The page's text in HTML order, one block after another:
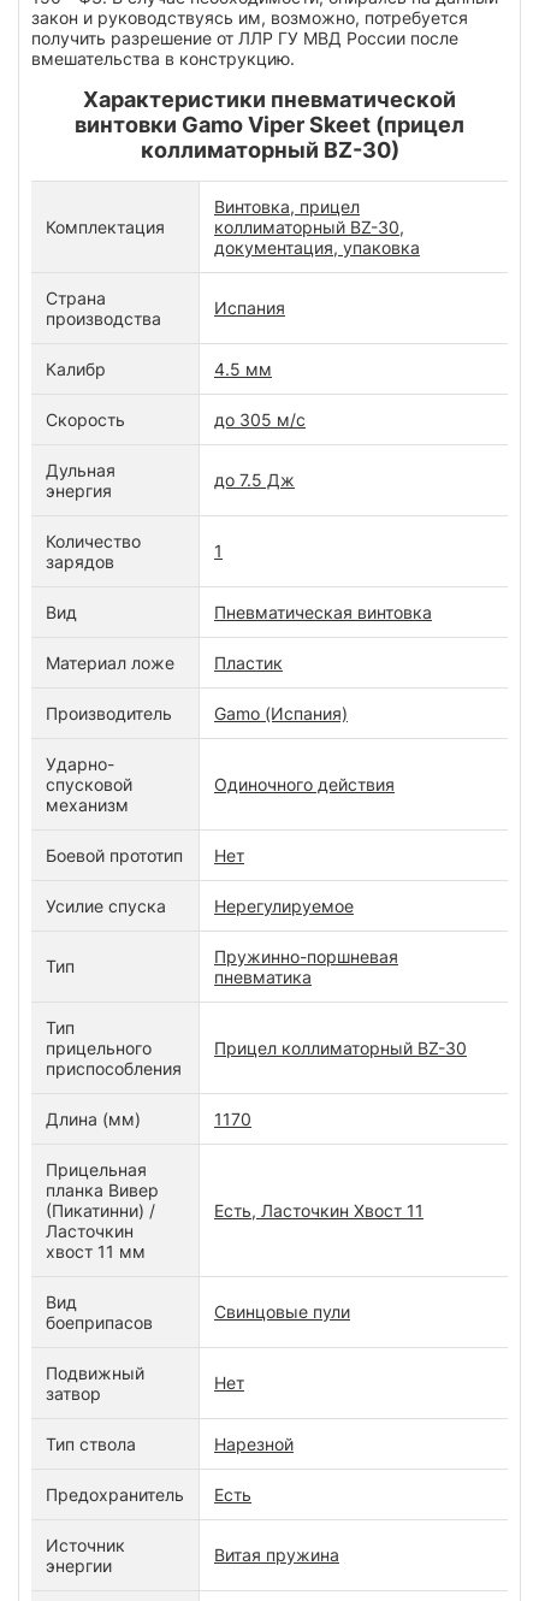
закон и руководствуясь им, возможно, потребуется
получить разрешение от ЛЛР ГУ МВД России после
вмешательства в конструкцию.
Характеристики пневматической
винтовки Gamo Viper Skeet (прицел
коллиматорный BZ-30)
Комплектация
Винтовка, прицел
коллиматорный BZ-30,
документация, упаковка
Страна
производства
Испания
Калибр 4.5 мм
Скорость до 305 м/с
Дульная
энергия
до 7.5 Дж
Количество
зарядов
1
Вид Пневматическая винтовка
Материал ложе Пластик
Производитель Gamo (Испания)
Ударно-
спусковой
механизм
Одиночного действия
Боевой прототип Нет
Усилие спуска Нерегулируемое
Тип
Пружинно-поршневая
пневматика
Тип
прицельного
приспособления
Прицел коллиматорный BZ-30
Длина (мм) 1170
Прицельная
планка Вивер
(Пикатинни) /
Ласточкин
хвост 11 мм
Есть, Ласточкин Хвост 11
Вид
боеприпасов
Свинцовые пули
Подвижный
затвор
Нет
Тип ствола Нарезной
Предохранитель Есть
Источник
энергии
Витая пружина